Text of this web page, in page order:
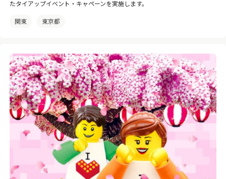
たタイアップイベント・キャペーンを実施します。
関東 東京都